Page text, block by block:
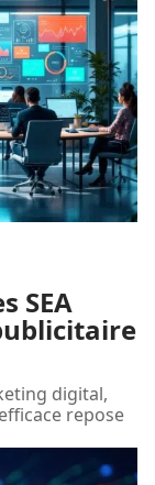
SEA
digital,
repose